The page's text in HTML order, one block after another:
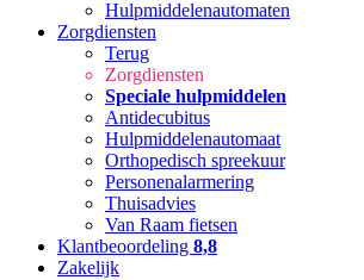
Hulpmiddelenautomaten
Zorgdiensten
Terug
Zorgdiensten
Speciale hulpmiddelen
Antidecubitus
Hulpmiddelenautomaat
Orthopedisch spreekuur
Personenalarmering
Thuisadvies
Van Raam fietsen
Klantbeoordeling 8,8
Zakelijk